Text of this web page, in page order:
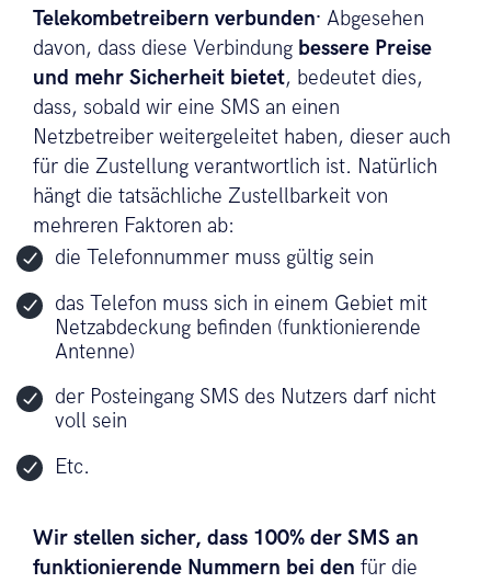
Telekombetreibern verbunden. Abgesehen
davon, dass diese Verbindung bessere Preise
und mehr Sicherheit bietet, bedeutet dies,
dass, sobald wir eine SMS an einen
Netzbetreiber weitergeleitet haben, dieser auch
für die Zustellung verantwortlich ist. Natürlich
hängt die tatsächliche Zustellbarkeit von
mehreren Faktoren ab:
die Telefonnummer muss gültig sein
das Telefon muss sich in einem Gebiet mit
Netzabdeckung befinden (funktionierende
Antenne)
der Posteingang SMS des Nutzers darf nicht
voll sein
Etc.
Wir stellen sicher, dass 100% der SMS an
funktionierende Nummern bei den für die